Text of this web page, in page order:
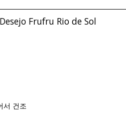
Frufru Rio de Sol
서 건조